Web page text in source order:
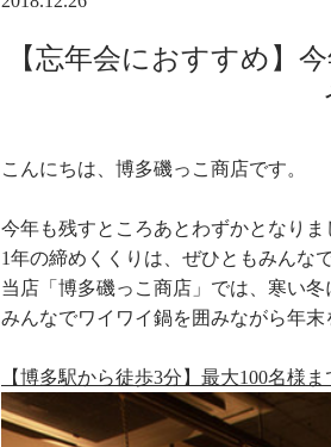
【忘年会におすすめ】
こんにちは、 博多磯っこ商店です。
今年も残すところあとわずかとなりま
1年の締めくくりは、ぜひともみんな
当店「博多磯っこ商店」では、寒い
みんなでワイワイ鍋を囲みながら年末
【博多駅から徒歩3分】最大100名様